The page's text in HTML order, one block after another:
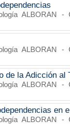
ALBORAN -
ALBORAN -
de la Adicción al
ALBORAN -
en
ALBORAN -